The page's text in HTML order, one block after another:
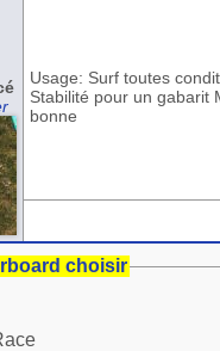
Usage: Surf toutes
Stabilité pour un gabarit
bonne
choisir